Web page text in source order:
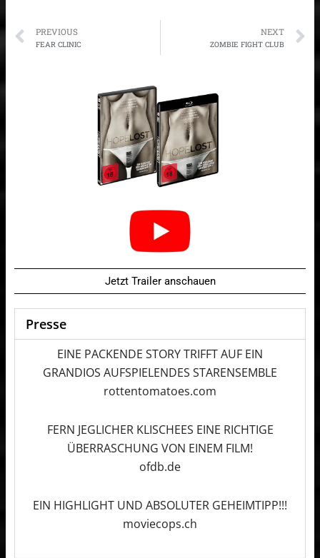
PREVIOUS
FEAR CLINIC
NEXT
ZOMBIE FIGHT CLUB
Jetzt Trailer anschauen
Presse
EINE PACKENDE STORY TRIFFT AUF EIN
GRANDIOS AUFSPIELENDES STARENSEMBLE
rottentomatoes.com
FERN JEGLICHER KLISCHEES EINE RICHTIGE
ÜBERRASCHUNG VON EINEM FILM!
ofdb.de
EIN HIGHLIGHT UND ABSOLUTER GEHEIMTIPP!!!
moviecops.ch